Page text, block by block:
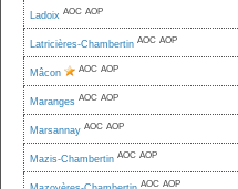
Ladoix AOC AOP
Latricières-Chambertin AOC AOP
Mâcon AOC AOP
Maranges AOC AOP
Marsannay AOC AOP
Mazis-Chambertin AOC AOP
AOC AOP